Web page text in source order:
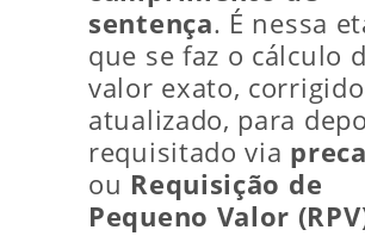
sentença. É nessa
que se faz o cálculo
valor exato,
atualizado, para
requisitado via
ou Requisição de
Pequeno Valor